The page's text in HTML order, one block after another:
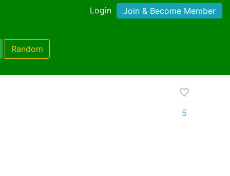
Login Join & Become Member
Random
5